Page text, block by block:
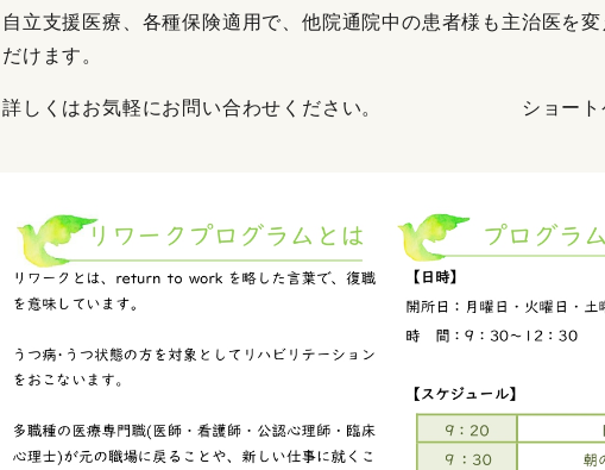
自立支援医療、各種保険適用で、他院通院中の患者様も主治医を
だけます。
詳しくはお気軽にお問い合わせください。 ショート